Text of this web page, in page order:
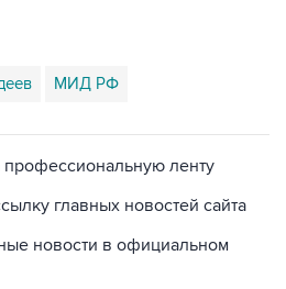
МИД РФ
профессиональную ленту
главных новостей сайта
новости в официальном